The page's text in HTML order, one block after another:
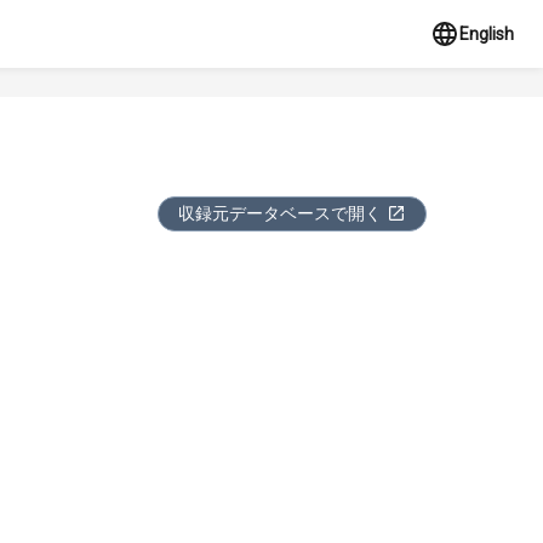
English
収録元データベースで開く